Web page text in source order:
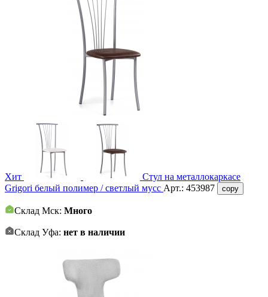
Хит
Стул на металлокаркасе
Grigori белый полимер / светлый мусс Арт.: 453987 copy
Склад Мск: Много
Склад Уфа: нет в наличии